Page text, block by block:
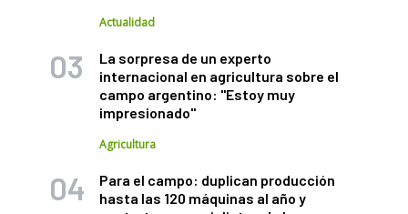
Actualidad
La sorpresa de un experto
internacional en agricultura sobre el
campo argentino: "Estoy muy
impresionado"
Agricultura
Para el campo: duplican producción
hasta las 120 máquinas al año y